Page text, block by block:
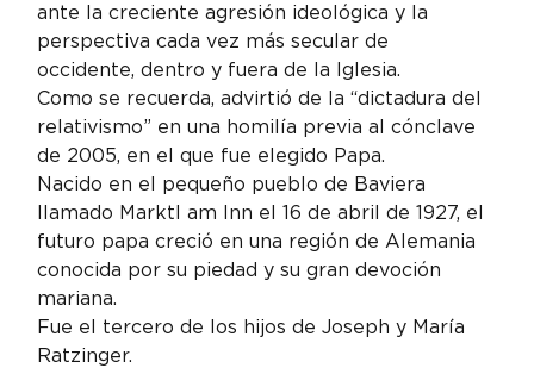
ante la creciente agresión ideológica y la
perspectiva cada vez más secular de
occidente, dentro y fuera de la Iglesia.
Como se recuerda, advirtió de la “dictadura del
relativismo” en una homilía previa al cónclave
de 2005, en el que fue elegido Papa.
Nacido en el pequeño pueblo de Baviera
llamado Marktl am Inn el 16 de abril de 1927, el
futuro papa creció en una región de Alemania
conocida por su piedad y su gran devoción
mariana.
Fue el tercero de los hijos de Joseph y María
Ratzinger.